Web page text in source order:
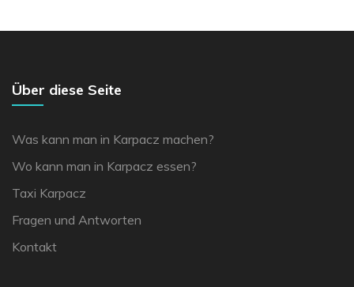
Über diese Seite
Was kann man in Karpacz machen?
Wo kann man in Karpacz essen?
Taxi Karpacz
Fragen und Antworten
Kontakt